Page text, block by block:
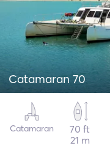
Catamaran 70
Catamaran
70 ft
21 m